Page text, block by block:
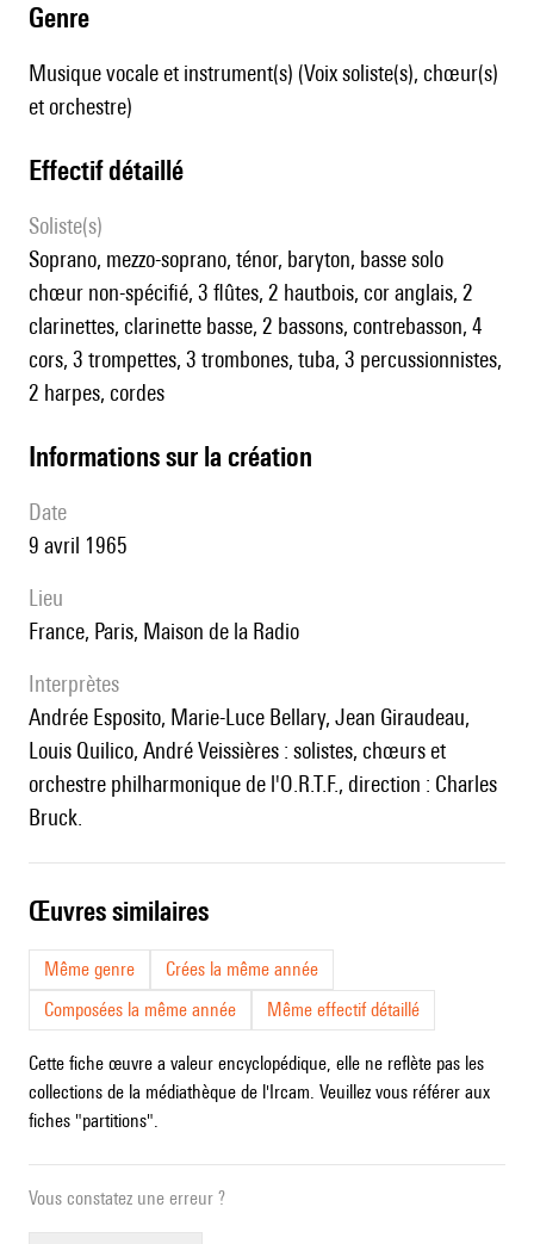
genre
Musique vocale et instrument(s) (Voix soliste(s), chœur(s)
et orchestre)
effectif détaillé
Soliste(s)
soprano, mezzo-soprano, ténor, baryton, basse solo
chœur non-spécifié, 3 flûtes, 2 hautbois, cor anglais, 2
clarinettes, clarinette basse, 2 bassons, contrebasson, 4
cors, 3 trompettes, 3 trombones, tuba, 3 percussionnistes,
2 harpes, cordes
informations sur la création
date
9 avril 1965
lieu
France, Paris, Maison de la Radio
interprètes
Andrée Esposito, Marie-Luce Bellary, Jean Giraudeau,
Louis Quilico, André Veissières : solistes, chœurs et
orchestre philharmonique de l'O.R.T.F., direction : Charles
Bruck.
œuvres similaires
Même genre
Crées la même année
Composées la même année
Même effectif détaillé
Cette fiche œuvre a valeur encyclopédique, elle ne reflète pas les
collections de la médiathèque de l'Ircam. Veuillez vous référer aux
fiches "partitions".
Vous constatez une erreur ?